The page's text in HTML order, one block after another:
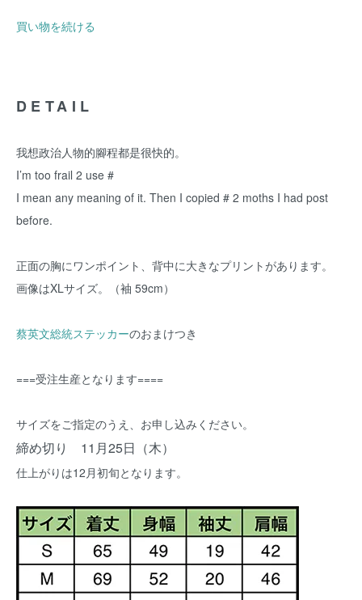
買い物を続ける
DETAIL
我想政治人物的腳程都是很快的。
I’m too frail 2 use #
I mean any meaning of it. Then I copied # 2 moths I had post
before.
正面の胸にワンポイント、背中に大きなプリントがあります。
画像はXLサイズ。（袖 59cm）
蔡英文総統ステッカーのおまけつき
===受注生産となります====
サイズをご指定のうえ、お申し込みください。
締め切り 11月25日（木）
仕上がりは12月初旬となります。